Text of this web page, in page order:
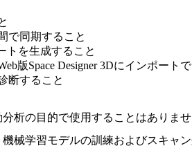
で同期すること
トを生成すること
版Space Designer 3Dにインポート
断すること
析の目的で使用することはありませ
械学習モデルの訓練およびスキ